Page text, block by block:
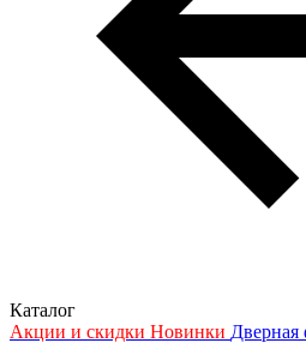
Каталог
Акции и скидки Новинки Дверная